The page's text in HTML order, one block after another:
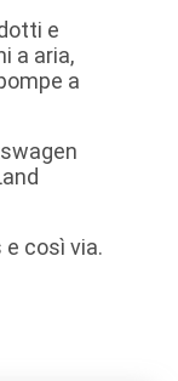
e
a aria,
a
e così via.